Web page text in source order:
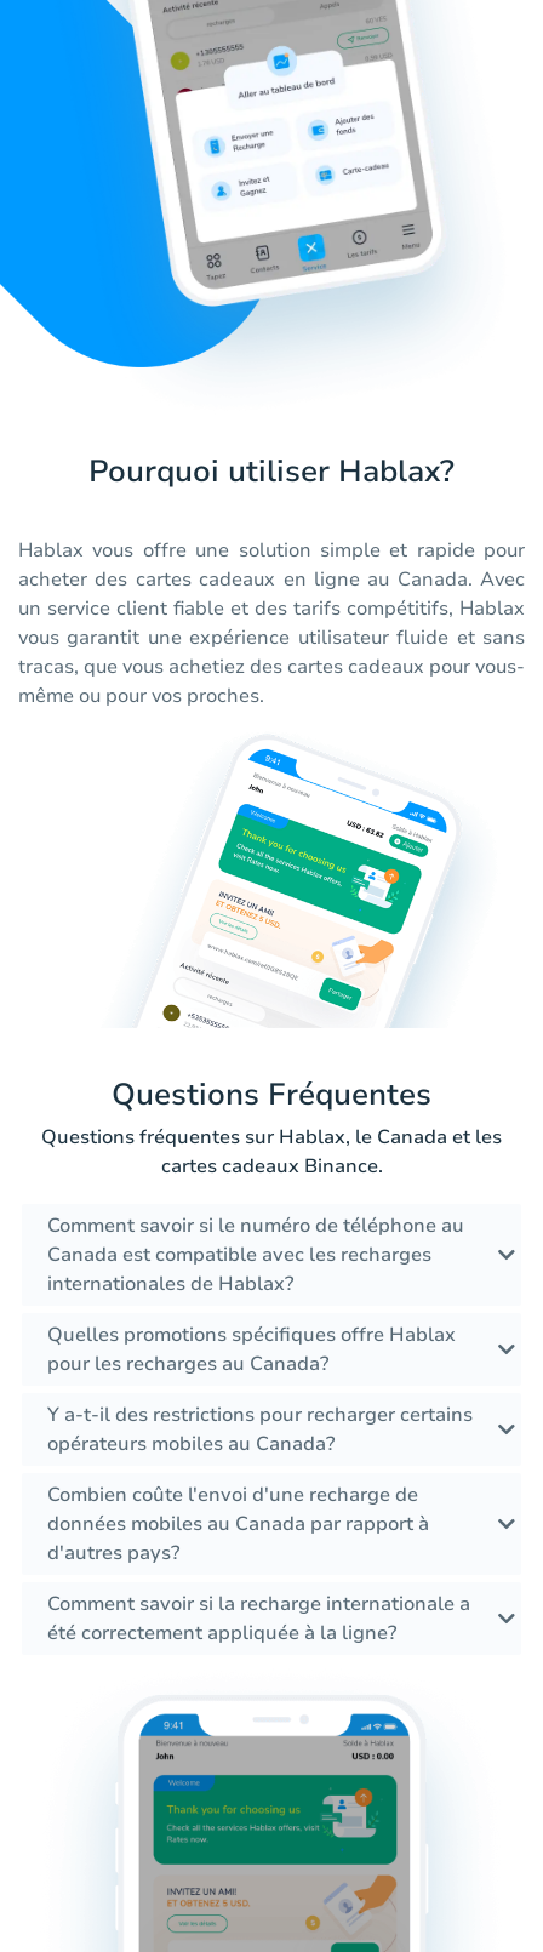
Pourquoi utiliser Hablax?
Hablax vous offre une solution simple et rapide pour
acheter des cartes cadeaux en ligne au Canada. Avec
un service client fiable et des tarifs compétitifs, Hablax
vous garantit une expérience utilisateur fluide et sans
tracas, que vous achetiez des cartes cadeaux pour vous-
même ou pour vos proches.
Questions Fréquentes
Questions fréquentes sur Hablax, le Canada et les
cartes cadeaux Binance.
Comment savoir si le numéro de téléphone au
Canada est compatible avec les recharges
internationales de Hablax?
Quelles promotions spécifiques offre Hablax
pour les recharges au Canada?
Y a-t-il des restrictions pour recharger certains
opérateurs mobiles au Canada?
Combien coûte l'envoi d'une recharge de
données mobiles au Canada par rapport à
d'autres pays?
Comment savoir si la recharge internationale a
été correctement appliquée à la ligne?